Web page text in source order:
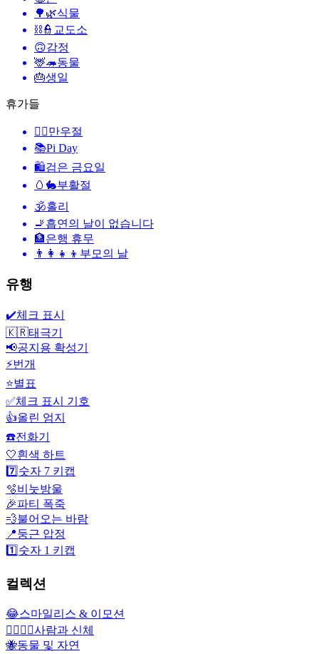
🌳🌿식물
⛓️👮 교도소
🙃감정
🦌🦔동물
🎂생일
휴가들
🙆‍♂️만우절
📚Pi Day
🛍검은 금요일
🥚🐇부활절
🕉홀리
🚬 흡연의 날이 없습니다
🏦은행 휴무
👨‍👩‍👧‍👦 부모의 날
유행
✔️체크 표시
🇰🇷태극기
📢공지용 확성기
⚡번개
⭐별표
✅체크 표시 기호
👍올린 엄지
☎️전화기
🤍흰색 하트
7️⃣ 숫자 7 키캡
🫧비눗방울
🎉파티 폭죽
💨불어오는 바람
📍둥근 압정
1️⃣ 숫자 1 키캡
컬렉션
😂스마일리스 & 이모션
👩‍❤️‍💋‍👨사람과 신체
🐝동물 및 자연